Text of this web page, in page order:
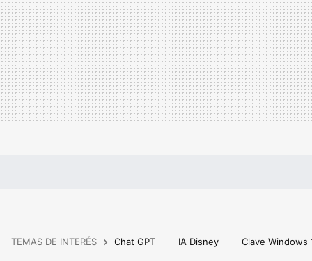
TEMAS DE INTERÉS Chat GPT IA Disney Clave Windows